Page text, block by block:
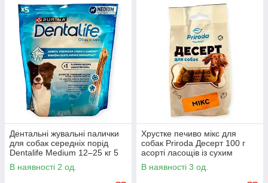
Дентальні жувальні палички
для собак середніх порід
Dentalife Medium 12–25 кг 5
шт ласощі для чищення
важкодоступних зубів
В наявності 2 од.
Хрустке печиво мікс для
собак Priroda Десерт 100 г
асорті ласощів із сухим
молоком та травами для
дресирування, чищення зубів
В наявності 3 од.